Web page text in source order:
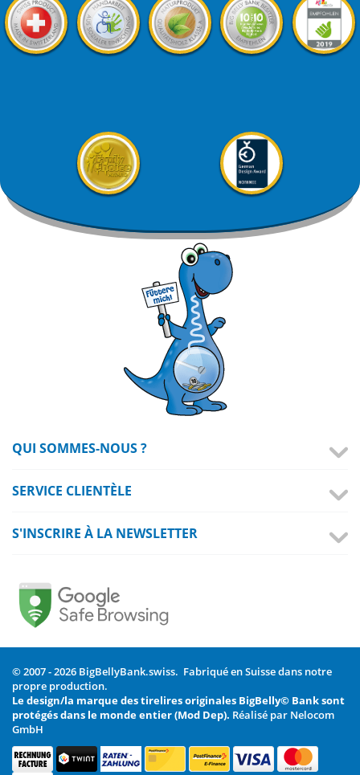
QUI SOMMES-NOUS ?
SERVICE CLIENTÈLE
S'INSCRIRE À LA NEWSLETTER
© 2007 - 2026 BigBellyBank.swiss. Fabriqué en Suisse dans notre
propre production.
Le design/la marque des tirelires originales BigBelly© Bank sont
protégés dans le monde entier (Mod Dep). Réalisé par Nelocom
GmbH